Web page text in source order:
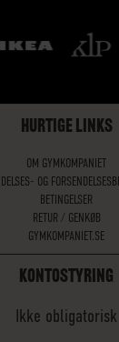
HURTIGE LINKS
OM GYMKOMPANIET
OG
BETINGELSER
RETUR / GENKØB
GYMKOMPANIET.SE
KONTOSTYRING
Ikke obligatorisk